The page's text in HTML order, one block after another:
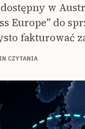
dostępny w
Europe” do
fakturować
CZYTANIA